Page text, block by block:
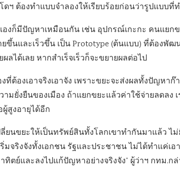
ฯ ต้องทำแบบจำลองให้เรียบร้อยก่อนว่ารูปแบบที่
เองก็มีปัญหาเหมือนกัน เช่น อุปกรณ์เกะกะ คนแยก
ยขึ้นและเร็วขึ้น เป็น Prototype (ต้นแบบ) ที่ต้องพั
ลได้เลย หากสำเร็จเร็วก็จะขยายผลต่อไป
งที่ต้องเอาจริงเอาจัง เพราะขยะจะส่งผลทั้งปัญ
ามยั่งยืนของเมือง ถ้าแยกขยะแล้วค่าใช้จ่ายลดลง
ผู้สูงอายุได้อีก
ยนขยะให้เป็นทรัพย์สินทั้งโลกเขาทำกันมาแล้ว ไม่
มจริงจังทั้งเอกชน รัฐและประชาชน ไม่ได้ทำแค่เ
ทิตย์และลงไปแก้ปัญหาอย่างจริงจัง” ผู้ว่าฯ กทม.กล่